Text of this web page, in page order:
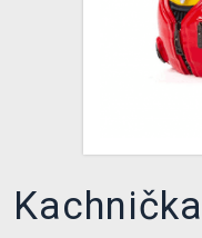
VÝKUP HER